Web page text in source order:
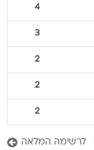
4
3
2
2
2
לרשימה המלאה